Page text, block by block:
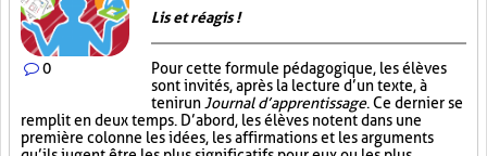
0
Lis et réagis !
Pour cette formule pédagogique, les élèves
sont invités, après la lecture d’un texte, à
tenir un Journal d’apprentissage. Ce dernier se
remplit en deux temps. D’abord, les élèves notent dans une
première colonne les idées, les affirmations et les arguments